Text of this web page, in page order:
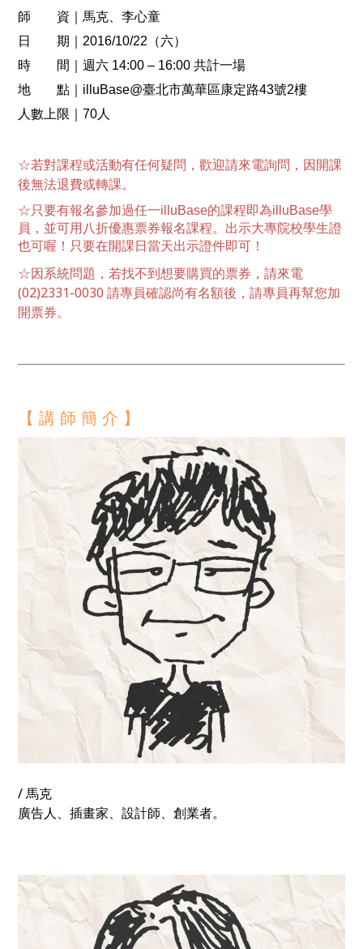
師 資｜馬克、李心童
日 期｜2016/10/22（六）
時 間｜週六 14:00 – 16:00 共計一場
地 點｜illuBase@臺北市萬華區康定路43號2樓
人數上限｜70人
☆若對課程或活動有任何疑問，歡迎請來電詢問，因開課
後無法退費或轉課。
☆只要有報名參加過任一illuBase的課程即為illuBase學
員，並可用八折優惠票券報名課程。出示大專院校學生證
也可喔！只要在開課日當天出示證件即可！
☆因系統問題，若找不到想要購買的票券，請來電
(02)2331-0030 請專員確認尚有名額後，請專員再幫您加
開票券。
【 講 師 簡 介 】
/ 馬克
廣告人、插畫家、設計師、創業者。